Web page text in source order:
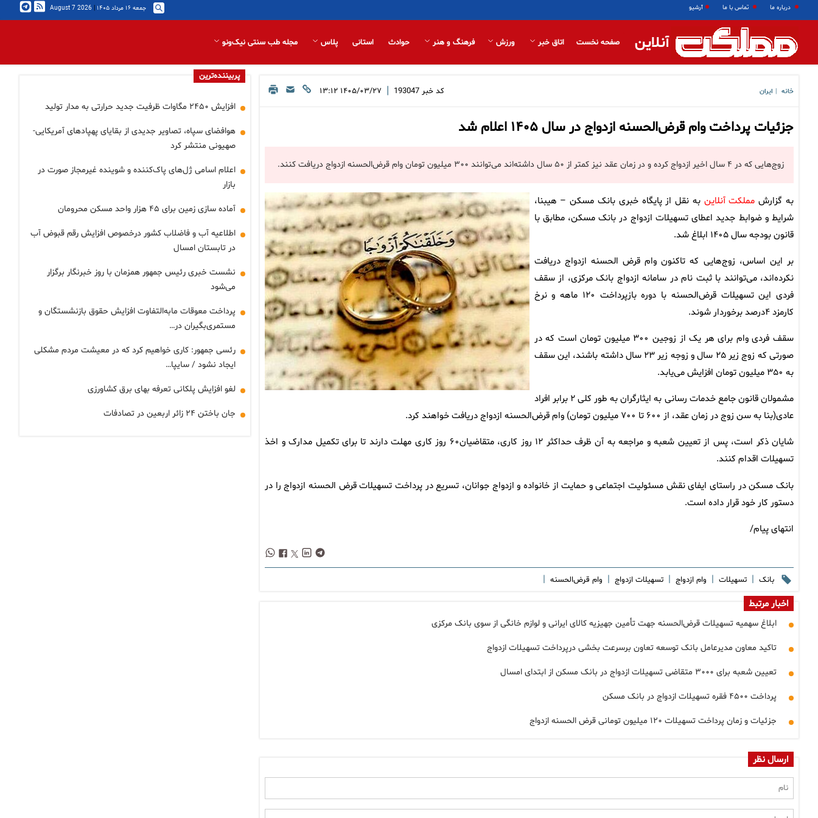
درباره ما تماس با ما آرشیو جمعه ۱۶ مرداد ۱۴۰۵ |
2026 August 7
آنلاین صفحه نخست اتاق خبر ورزش فرهنگ و هنر حوادث استانی پلاس مجله طب سنتی نیک‌ونو
خانه ایران کد خبر 193047
| ۱۴۰۵/۰۳/۲۷ ۱۳:۱۲
جزئیات پرداخت وام قرض‌الحسنه ازدواج در سال ۱۴۰۵ اعلام شد
زوج‌هایی که در ۴ سال اخیر ازدواج کرده و در زمان عقد نیز کمتر از ۵۰ سال داشته‌اند می‌توانند ۳۰۰ میلیون تومان وام قرض‌الحسنه ازدواج دریافت کنند.
به گزارش مملکت آنلاینبه نقل از پایگاه خبری بانک مسکن – هیبنا،
شرایط و ضوابط جدید اعطای تسهیلات ازدواج در بانک مسکن، مطابق با
قانون بودجه سال ۱۴۰۵ ابلاغ شد.
بر این اساس، زوج‌هایی که تاکنون وام قرض الحسنه ازدواج دریافت
نکرده‌اند، می‌توانند با ثبت نام در سامانه ازدواج بانک مرکزی، از سقف
فردی این تسهیلات قرض‌الحسنه با دوره بازپرداخت ۱۲۰ ماهه و نرخ
کارمزد ۴درصد برخوردار شوند.
سقف فردی وام برای هر یک از زوجین ۳۰۰ میلیون تومان است که در
صورتی که زوج زیر ۲۵ سال و زوجه زیر ۲۳ سال داشته باشند، این سقف
به ۳۵۰ میلیون تومان افزایش می‌یابد.
مشمولان قانون جامع خدمات رسانی به ایثارگران به طور کلی ۲ برابر افراد
عادی(بنا به سن زوج در زمان عقد، از ۶۰۰ تا ۷۰۰ میلیون تومان) وام قرض‌الحسنه ازدواج دریافت خواهند کرد.
شایان ذکر است، پس از تعیین شعبه و مراجعه به آن ظرف حداکثر ۱۲ روز کاری، متقاضیان۶۰ روز کاری مهلت دارند تا برای تکمیل مدارک و اخذ
تسهیلات اقدام کنند.
بانک مسکن در راستای ایفای نقش مسئولیت اجتماعی و حمایت از خانواده و ازدواج جوانان، تسریع در پرداخت تسهیلات قرض الحسنه ازدواج را در
دستور کار خود قرار داده است.
انتهای پیام/
بانک | تسهیلات | وام ازدواج | تسهیلات ازدواج | وام قرض‌الحسنه |
اخبار مرتبط
ابلاغ سهمیه تسهیلات قرض‌الحسنه جهت تأمین جهیزیه کالای ایرانی و لوازم خانگی از سوی بانک مرکزی
تاکید معاون مدیرعامل بانک توسعه تعاون برسرعت بخشی درپرداخت تسهیلات ازدواج
تعیین شعبه برای ۳۰۰۰ متقاضی تسهیلات ازدواج در بانک مسکن از ابتدای امسال
پرداخت ۴۵۰۰ فقره تسهیلات ازدواج در بانک مسکن
جزئیات و زمان پرداخت تسهیلات ۱۲۰ میلیون تومانی قرض الحسنه ازدواج
ارسال نظر
پربیننده‌ترین
افزایش ۲۴۵۰ مگاوات ظرفیت جدید حرارتی به مدار تولید
هوافضای سپاه، تصاویر جدیدی از بقایای پهپادهای آمریکایی-
صهیونی منتشر کرد
اعلام اسامی ژل‌های پاک‌کننده و شوینده غیرمجاز صورت در
بازار
آماده سازی زمین برای ۴۵ هزار واحد مسکن محرومان
اطلاعیه آب و فاضلاب کشور درخصوص افزایش رقم قبوض آب
در تابستان امسال
نشست خبری رئیس جمهور همزمان با روز خبرنگار برگزار
می‌شود
پرداخت معوقات مابه‌التفاوت افزایش حقوق بازنشستگان و
مستمری‌بگیران در…
رئسی جمهور: کاری خواهیم کرد که در معیشت مردم مشکلی
ایجاد نشود / سایپا…
لغو افزایش پلکانی تعرفه بهای برق کشاورزی
جان باختن ۲۴ زائر اربعین در تصادفات